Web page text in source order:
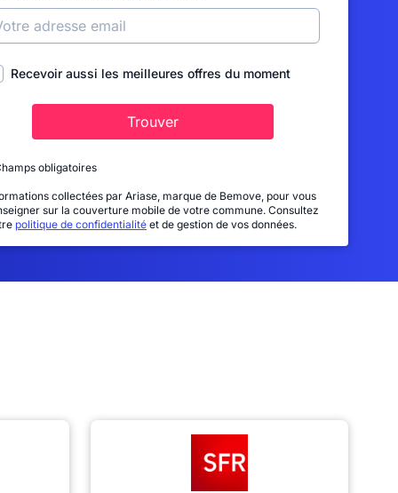
Recevoir aussi les meilleures offres du moment
Trouver
obligatoires
collectées par Ariase, marque de Bemove, pour vous
sur la couverture mobile de votre commune. Consultez
politique de confidentialité et de gestion de vos données.